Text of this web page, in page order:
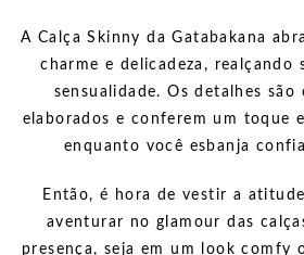
A Calça Skinny da Gatabakana
charme e delicadeza, realçando
sensualidade. Os detalhes são
elaborados e conferem um toque
enquanto você esbanja
Então, é hora de vestir a
aventurar no glamour das
presença, seja em um look comfy